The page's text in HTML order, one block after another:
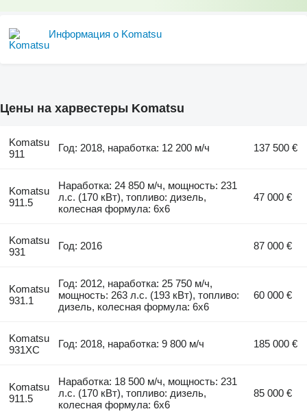
Информация о Komatsu
Цены на харвестеры Komatsu
Komatsu
911
Год: 2018, наработка: 12 200 м/ч 137 500 €
Komatsu
911.5
Наработка: 24 850 м/ч, мощность: 231
л.с. (170 кВт), топливо: дизель,
колесная формула: 6x6
47 000 €
Komatsu
931
Год: 2016 87 000 €
Komatsu
931.1
Год: 2012, наработка: 25 750 м/ч,
мощность: 263 л.с. (193 кВт), топливо:
дизель, колесная формула: 6x6
60 000 €
Komatsu
931XC
Год: 2018, наработка: 9 800 м/ч 185 000 €
Komatsu
911.5
Наработка: 18 500 м/ч, мощность: 231
л.с. (170 кВт), топливо: дизель,
колесная формула: 6x6
85 000 €